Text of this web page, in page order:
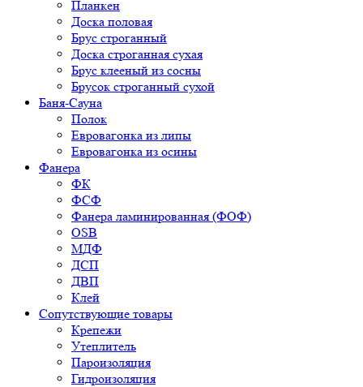
Планкен
Доска половая
Брус строганный
Доска строганная сухая
Брус клееный из сосны
Брусок строганный сухой
Баня-Сауна
Полок
Евровагонка из липы
Евровагонка из осины
Фанера
ФК
ФСФ
Фанера ламинированная (ФОФ)
OSB
МДФ
ДСП
ДВП
Клей
Сопутствующие товары
Крепежи
Утеплитель
Пароизоляция
Гидроизоляция